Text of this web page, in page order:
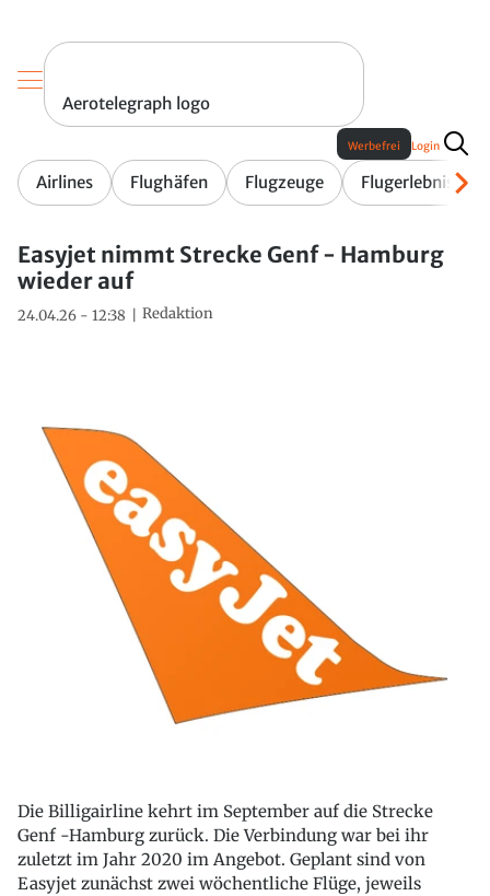
Aerotelegraph logo
Airlines Flughäfen Flugzeuge Flugerlebnis
Werbefrei Login
Easyjet nimmt Strecke Genf - Hamburg
wieder auf
24.04.26 - 12:38 Redaktion
Die Billigairline kehrt im September auf die Strecke
Genf -Hamburg zurück. Die Verbindung war bei ihr
zuletzt im Jahr 2020 im Angebot. Geplant sind von
Easyjet zunächst zwei wöchentliche Flüge, jeweils